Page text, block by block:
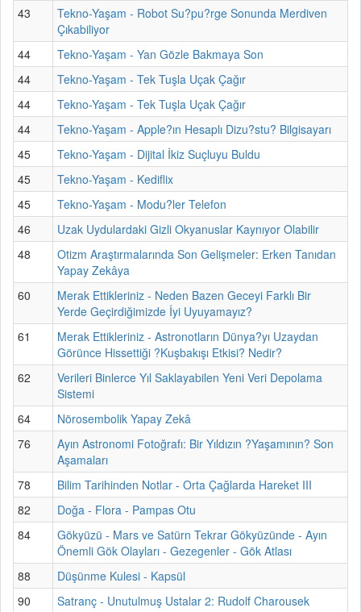
43
Tekno-Yaşam - Robot Su?pu?rge Sonunda Merdiven
Çıkabiliyor
44
Tekno-Yaşam - Yan Gözle Bakmaya Son
44
Tekno-Yaşam - Tek Tuşla Uçak Çağır
44
Tekno-Yaşam - Tek Tuşla Uçak Çağır
44
Tekno-Yaşam - Apple?ın Hesaplı Dizu?stu? Bilgisayarı
45
Tekno-Yaşam - Dijital İkiz Suçluyu Buldu
45
Tekno-Yaşam - Kediflix
45
Tekno-Yaşam - Modu?ler Telefon
46
Uzak Uydulardaki Gizli Okyanuslar Kaynıyor Olabilir
48
Otizm Araştırmalarında Son Gelişmeler: Erken Tanıdan
Yapay Zekâya
60
Merak Ettikleriniz - Neden Bazen Geceyi Farklı Bir
Yerde Geçirdiğimizde İyi Uyuyamayız?
61
Merak Ettikleriniz - Astronotların Dünya?yı Uzaydan
Görünce Hissettiği ?Kuşbakışı Etkisi? Nedir?
62
Verileri Binlerce Yıl Saklayabilen Yeni Veri Depolama
Sistemi
64
Nörosembolik Yapay Zekâ
76
Ayın Astronomi Fotoğrafı: Bir Yıldızın ?Yaşamının? Son
Aşamaları
78
Bilim Tarihinden Notlar - Orta Çağlarda Hareket III
82
Doğa - Flora - Pampas Otu
84
Gökyüzü - Mars ve Satürn Tekrar Gökyüzünde - Ayın
Önemli Gök Olayları - Gezegenler - Gök Atlası
88
Düşünme Kulesi - Kapsül
90
Satranç - Unutulmuş Ustalar 2: Rudolf Charousek